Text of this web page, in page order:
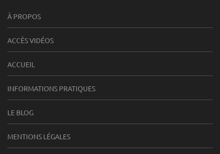
À PROPOS
ACCÈS VIDÉOS
ACCUEIL
INFORMATIONS PRATIQUES
LE BLOG
MENTIONS LÉGALES